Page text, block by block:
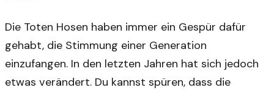
Die Toten Hosen haben immer ein Gespür dafür
gehabt, die Stimmung einer Generation
einzufangen. In den letzten Jahren hat sich jedoch
etwas verändert. Du kannst spüren, dass die